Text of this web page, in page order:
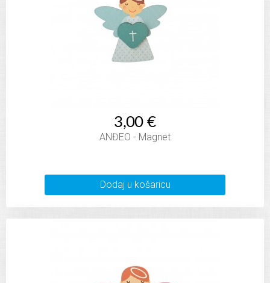
3,00 €
ANĐEO - Magnet
Dodaj u košaricu